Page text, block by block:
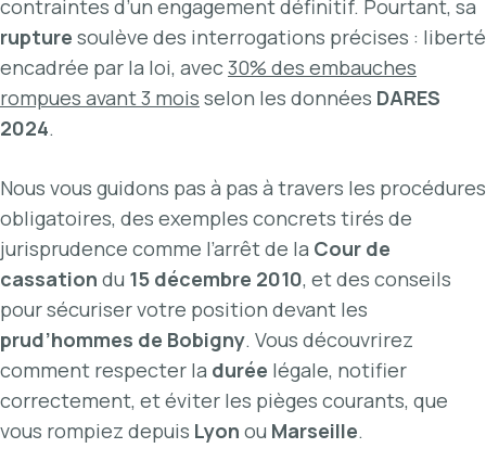
contraintes d’un engagement définitif. Pourtant, sa
rupture soulève des interrogations précises : liberté
encadrée par la loi, avec 30% des embauches
rompues avant 3 mois selon les données DARES
2024.
Nous vous guidons pas à pas à travers les procédures
obligatoires, des exemples concrets tirés de
jurisprudence comme l’arrêt de la Cour de
cassation du 15 décembre 2010, et des conseils
pour sécuriser votre position devant les
prud’hommes de Bobigny. Vous découvrirez
comment respecter la durée légale, notifier
correctement, et éviter les pièges courants, que
vous rompiez depuis Lyon ou Marseille.